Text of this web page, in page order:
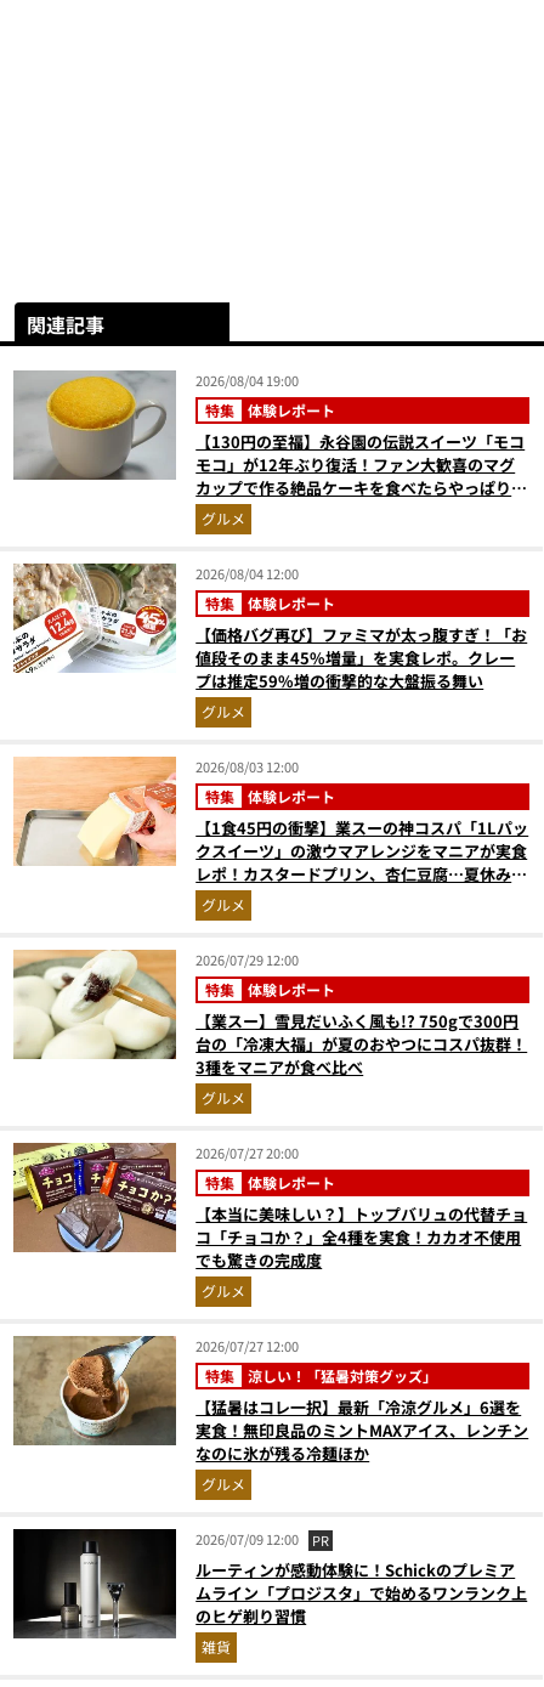
関連記事
2026/08/04 19:00
特集 体験レポート
【130円の至福】永谷園の伝説スイーツ「モコ
モコ」が12年ぶり復活！ファン大歓喜のマグ
カップで作る絶品ケーキを食べたらやっぱり最
高にウマかった
グルメ
2026/08/04 12:00
特集 体験レポート
【価格バグ再び】ファミマが太っ腹すぎ！「お
値段そのまま45%増量」を実食レポ。クレー
プは推定59%増の衝撃的な大盤振る舞い
グルメ
2026/08/03 12:00
特集 体験レポート
【1食45円の衝撃】業スーの神コスパ「1Lパッ
クスイーツ」の激ウマアレンジをマニアが実食
レポ！カスタードプリン、杏仁豆腐…夏休みの
おやつに最強すぎた
グルメ
2026/07/29 12:00
特集 体験レポート
【業スー】雪見だいふく風も!? 750gで300円
台の「冷凍大福」が夏のおやつにコスパ抜群！
3種をマニアが食べ比べ
グルメ
2026/07/27 20:00
特集 体験レポート
【本当に美味しい？】トップバリュの代替チョ
コ「チョコか？」全4種を実食！カカオ不使用
でも驚きの完成度
グルメ
2026/07/27 12:00
特集 涼しい！「猛暑対策グッズ」
【猛暑はコレ一択】最新「冷涼グルメ」6選を
実食！無印良品のミントMAXアイス、レンチン
なのに氷が残る冷麺ほか
グルメ
2026/07/09 12:00 PR
ルーティンが感動体験に！Schickのプレミア
ムライン「プロジスタ」で始めるワンランク上
のヒゲ剃り習慣
雑貨